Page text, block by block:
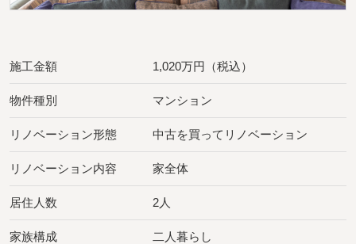
施工金額 1,020万円（税込）
物件種別 マンション
リノベーション形態 中古を買ってリノベーション
リノベーション内容 家全体
居住人数 2人
家族構成 二人暮らし